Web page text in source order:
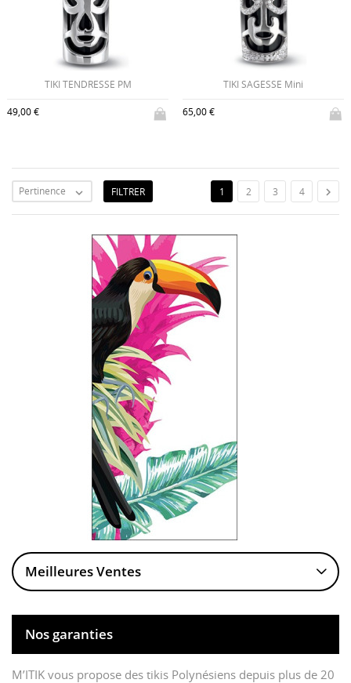
Meilleures Ventes
Nos garanties
M’ITIK vous propose des tikis Polynésiens depuis plus de 20
TIKI TENDRESSE PM
49,00 €
TIKI SAGESSE Mini
65,00 €
Pertinence  FILTRER 1 2 3 4 